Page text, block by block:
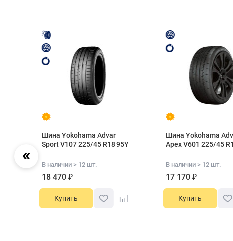
Шина Yokohama Advan
Sport V107 225/45 R18 95Y
В наличии > 12 шт.
18 470 ₽
Купить
Шина Yokohama
Apex V601 225/45
В наличии > 12 шт.
17 170 ₽
Купить